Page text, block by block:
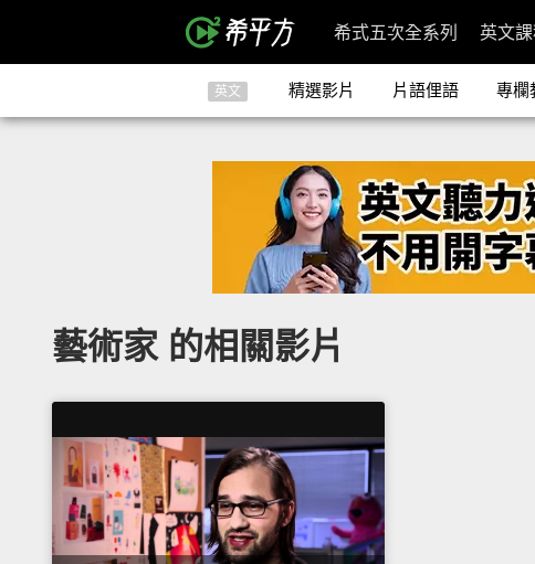
希式五次全系列 英文
英文 精選影片 片語俚語 專欄
藝術家 的相關影片